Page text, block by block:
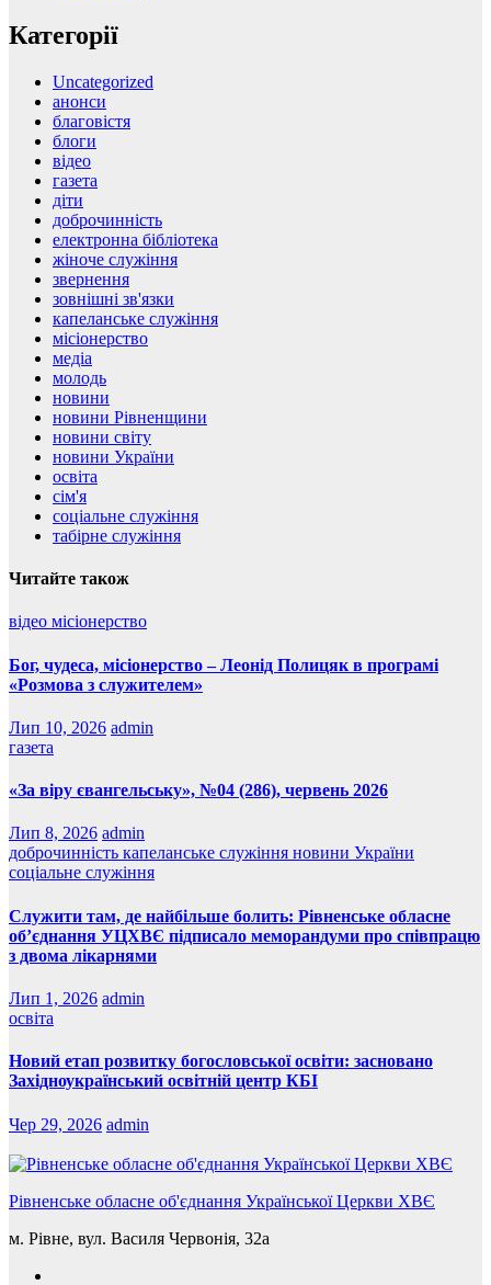
Категорії
Uncategorized
анонси
благовістя
блоги
відео
газета
діти
доброчинність
електронна бібліотека
жіноче служіння
звернення
зовнішні зв'язки
капеланське служіння
місіонерство
медіа
молодь
новини
новини Рівненщини
новини світу
новини України
освіта
сім'я
соціальне служіння
табірне служіння
Читайте також
відео місіонерство
Бог, чудеса, місіонерство – Леонід Полицяк в програмі
«Розмова з служителем»
Лип 10, 2026 admin
газета
«За віру євангельську», №04 (286), червень 2026
Лип 8, 2026 admin
доброчинність капеланське служіння новини України
соціальне служіння
Служити там, де найбільше болить: Рівненське обласне
об’єднання УЦХВЄ підписало меморандуми про співпрацю
з двома лікарнями
Лип 1, 2026 admin
освіта
Новий етап розвитку богословської освіти: засновано
Західноукраїнський освітній центр КБІ
Чер 29, 2026 admin
Рівненське обласне об'єднання Української Церкви ХВЄ
м. Рівне, вул. Василя Червонія, 32а